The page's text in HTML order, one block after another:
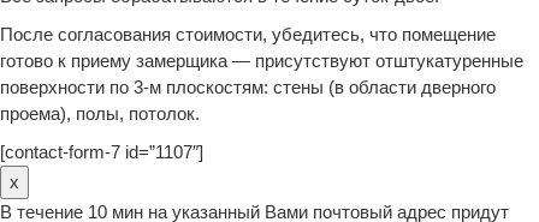
После согласования стоимости, убедитесь, что помещение
готово к приему замерщика — присутствуют отштукатуренные
поверхности по 3-м плоскостям: стены (в области дверного
проема), полы, потолок.
[contact-form-7 id=”1107″]
x
В течение 10 мин на указанный Вами почтовый адрес придут